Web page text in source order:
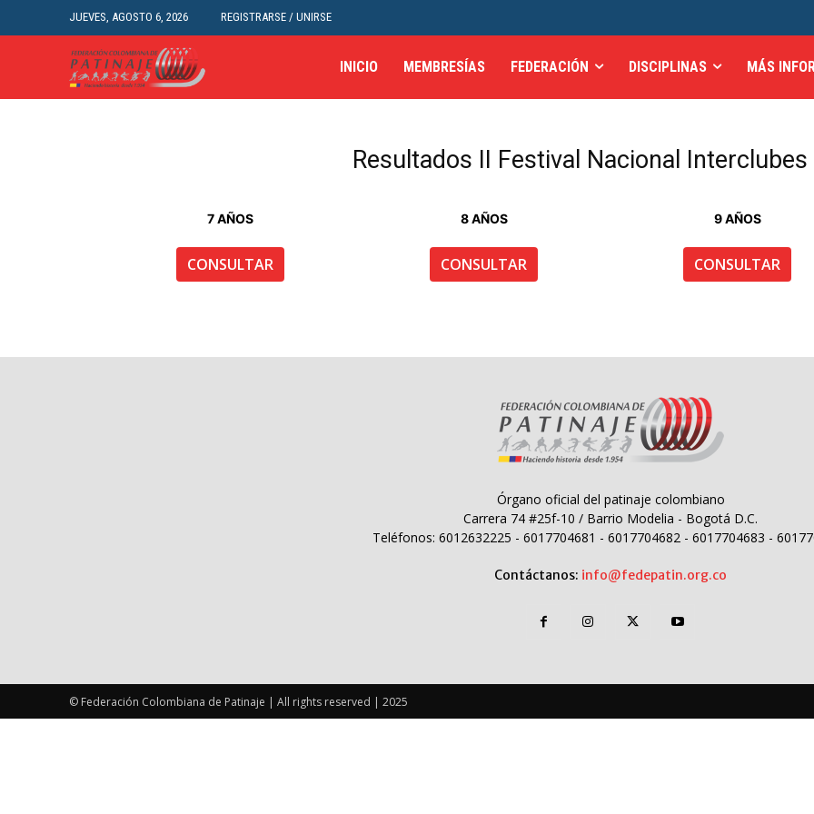
JUEVES, AGOSTO 6, 2026 REGISTRARSE / UNIRSE
INICIO MEMBRESÍAS FEDERACIÓN DISCIPLINAS MÁS
Resultados II Festival Nacional Interclubes
7 AÑOS
CONSULTAR
8 AÑOS
CONSULTAR
9 AÑOS
CONSULTAR
Órgano oficial del patinaje colombiano
Carrera 74 #25f-10 / Barrio Modelia - Bogotá D.C.
Teléfonos: 6012632225 - 6017704681 - 6017704682 - 6017704683 -
Contáctanos: info@fedepatin.org.co
© Federación Colombiana de Patinaje | All rights reserved | 2025